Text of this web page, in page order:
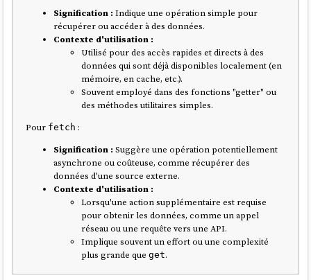
Signification : Indique une opération simple pour
récupérer ou accéder à des données.
Contexte d'utilisation :
Utilisé pour des accès rapides et directs à des
données qui sont déjà disponibles localement (en
mémoire, en cache, etc.).
Souvent employé dans des fonctions "getter" ou
des méthodes utilitaires simples.
Pour fetch :
Signification : Suggère une opération potentiellement
asynchrone ou coûteuse, comme récupérer des
données d'une source externe.
Contexte d'utilisation :
Lorsqu'une action supplémentaire est requise
pour obtenir les données, comme un appel
réseau ou une requête vers une API.
Implique souvent un effort ou une complexité
plus grande queget.